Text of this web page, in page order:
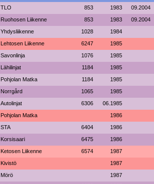
TLO 853 1983 09.2004
Ruohosen Liikenne 853 1983 09.2004
Yhdysliikenne 1028 1984
Lehtosen Liikenne 6247 1985
Savonlinja 1076 1985
Lähilinjat 1184 1985
Pohjolan Matka 1184 1985
Norrgård 1065 1985
Autolinjat 6306 06.1985
Pohjolan Matka 1986
STA 6404 1986
Korsisaari 6475 1986
Ketosen Liikenne 6574 1987
Kivistö 1987
Mörö 1987